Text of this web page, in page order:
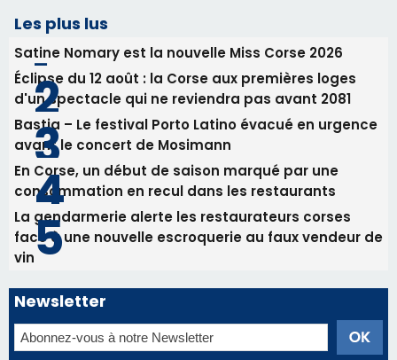
Les plus lus
Satine Nomary est la nouvelle Miss Corse 2026
Éclipse du 12 août : la Corse aux premières loges
d'un spectacle qui ne reviendra pas avant 2081
Bastia – Le festival Porto Latino évacué en urgence
avant le concert de Mosimann
En Corse, un début de saison marqué par une
consommation en recul dans les restaurants
La gendarmerie alerte les restaurateurs corses
face à une nouvelle escroquerie au faux vendeur de
vin
Newsletter